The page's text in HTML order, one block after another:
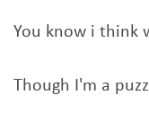
You know i think
Though I'm a